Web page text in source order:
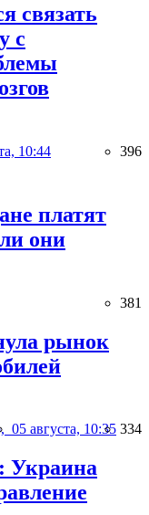
связать
с
10:44 396
платят
они
381
рынок
05 августа, 10:35 334
Украина